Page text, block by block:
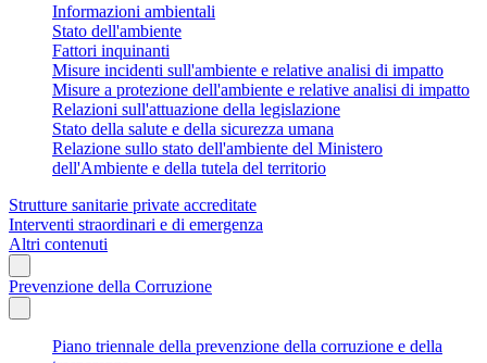
Informazioni ambientali
Stato dell'ambiente
Fattori inquinanti
Misure incidenti sull'ambiente e relative analisi di impatto
Misure a protezione dell'ambiente e relative analisi di impatto
Relazioni sull'attuazione della legislazione
Stato della salute e della sicurezza umana
Relazione sullo stato dell'ambiente del Ministero
dell'Ambiente e della tutela del territorio
Strutture sanitarie private accreditate
Interventi straordinari e di emergenza
Altri contenuti
Prevenzione della Corruzione
Piano triennale della prevenzione della corruzione e della